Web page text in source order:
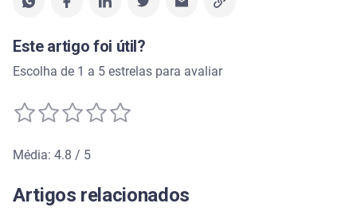
Este artigo foi útil?
Escolha de 1 a 5 estrelas para avaliar
Média: 4.8 / 5
Artigos relacionados